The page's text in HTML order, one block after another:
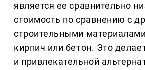
является ее сравнительно
стоимость по сравнению с
строительными
кирпич или бетон. Это
и привлекательной